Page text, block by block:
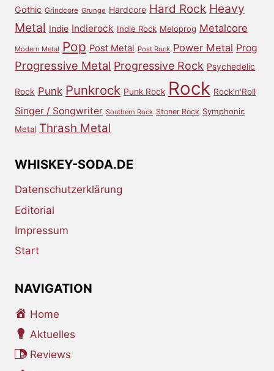
Gothic Grindcore Grunge Hardcore Hard Rock Heavy
Metal Indie Indierock Indie Rock Meloprog Metalcore
Modern Metal Pop Post Metal Post Rock Power Metal Prog
Progressive Metal Progressive Rock Psychedelic
Rock Punk Punkrock Punk Rock Rock Rock'n'Roll
Singer / Songwriter Southern Rock Stoner Rock Symphonic
Metal Thrash Metal
WHISKEY-SODA.DE
Datenschutzerklärung
Editorial
Impressum
Start
NAVIGATION
Home
Aktuelles
Reviews